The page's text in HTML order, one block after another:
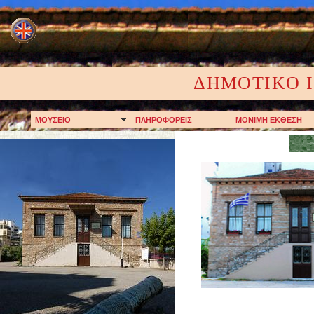
ΔHMOTIKO
MOYΣEIO ΠΛHPOΦOPEIΣ MONIMH EKΘEΣH